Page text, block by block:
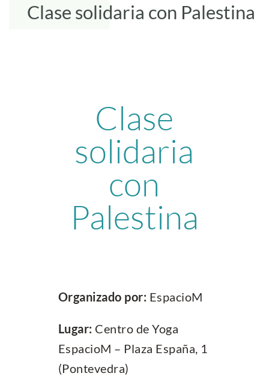
Clase solidaria con Palestina
Clase
solidaria
con
Palestina
Organizado por: EspacioM
Lugar: Centro de Yoga
EspacioM – Plaza España, 1
(Pontevedra)